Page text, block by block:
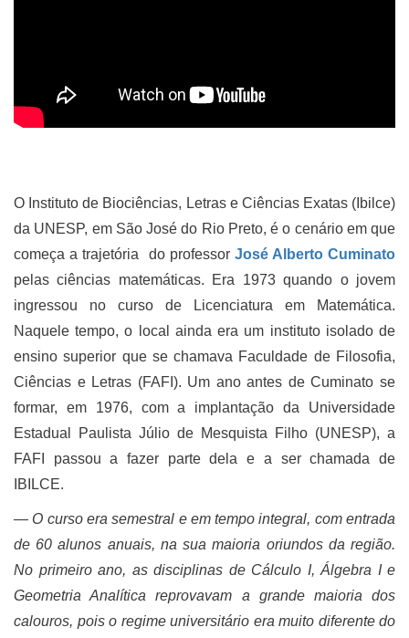
O Instituto de Biociências, Letras e Ciências Exatas (Ibilce)
da UNESP, em São José do Rio Preto, é o cenário em que
começa a trajetória do professor José Alberto Cuminato
pelas ciências matemáticas. Era 1973 quando o jovem
ingressou no curso de Licenciatura em Matemática.
Naquele tempo, o local ainda era um instituto isolado de
ensino superior que se chamava Faculdade de Filosofia,
Ciências e Letras (FAFI). Um ano antes de Cuminato se
formar, em 1976, com a implantação da Universidade
Estadual Paulista Júlio de Mesquista Filho (UNESP), a
FAFI passou a fazer parte dela e a ser chamada de
IBILCE.
― O curso era semestral e em tempo integral, com entrada
de 60 alunos anuais, na sua maioria oriundos da região.
No primeiro ano, as disciplinas de Cálculo I, Álgebra I e
Geometria Analítica reprovavam a grande maioria dos
calouros, pois o regime universitário era muito diferente do